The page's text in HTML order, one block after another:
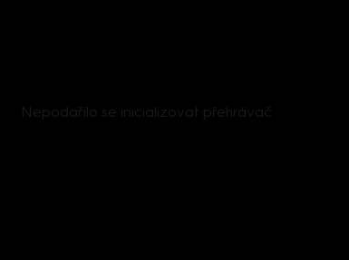
Nepodařilo se inicializovat přehrávač